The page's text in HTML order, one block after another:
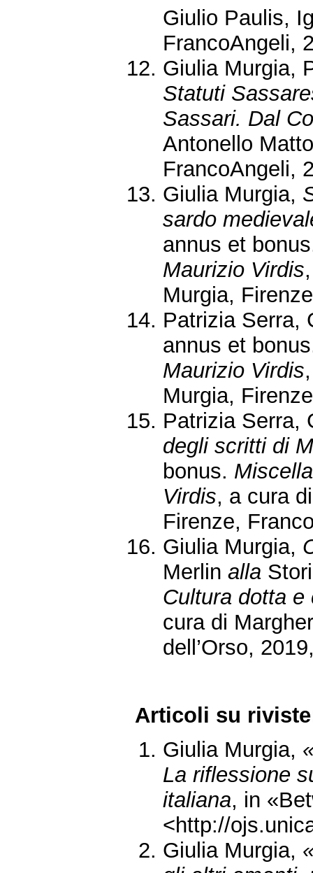
Giulio Paulis,
FrancoAngeli,
Giulia Murgia,
Statuti
Sassari. Dal
Antonello
FrancoAngeli,
Giulia Murgia,
sardo
annus et
Maurizio Virdis
Murgia,
Patrizia Serra,
annus et
Maurizio Virdis
Murgia,
Patrizia Serra,
degli scritti di
bonus.
Virdis, a cura
Firenze,
Giulia Murgia,
Merlin alla
Cultura dotta
cura di
dell’Orso,
Articoli su
Giulia Murgia,
La riflessione
italiana, in
<http://
Giulia Murgia,